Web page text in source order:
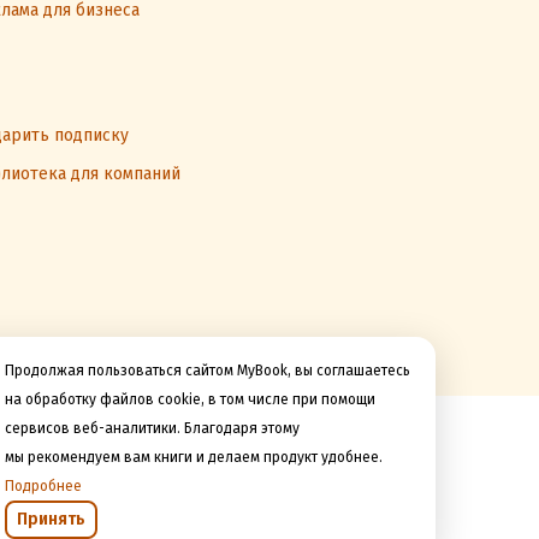
Продолжая пользоваться сайтом MyBook, вы соглашаетесь
на обработку файлов cookie, в том числе при помощи
сервисов веб-аналитики. Благодаря этому
мы рекомендуем вам книги и делаем продукт удобнее.
Подробнее
Принять
для бизнеса
подписку
для компаний